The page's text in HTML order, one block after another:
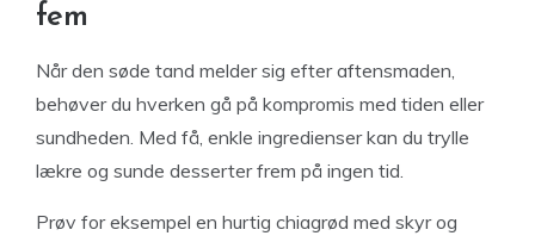
fem
Når den søde tand melder sig efter aftensmaden,
behøver du hverken gå på kompromis med tiden eller
sundheden. Med få, enkle ingredienser kan du trylle
lækre og sunde desserter frem på ingen tid.
Prøv for eksempel en hurtig chiagrød med skyr og